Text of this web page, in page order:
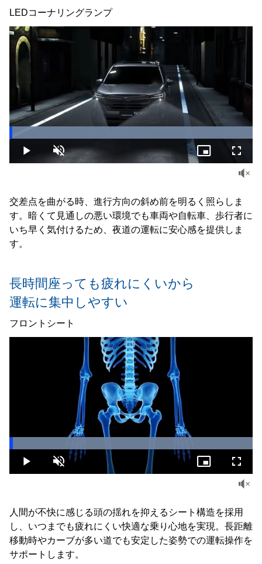
LEDコーナリングランプ
交差点を曲がる時、進行方向の斜め前を明るく照らしま
す。暗くて見通しの悪い環境でも車両や自転車、歩行者に
いち早く気付けるため、夜道の運転に安心感を提供しま
す。
Play Unmute
100.00%
Picture-
in-
長時間座っても疲れにくいから
運転に集中しやすい
フロントシート
人間が不快に感じる頭の揺れを抑えるシート構造を採用
し、いつまでも疲れにくい快適な乗り心地を実現。長距離
移動時やカーブが多い道でも安定した姿勢での運転操作を
サポートします。
Play Unmute
100.00%
Picture-
in-